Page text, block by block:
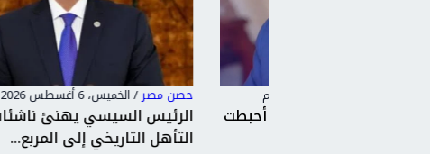
حصن مصر الخميس، 6 أغسطس 2026 6:53 م
الرئيس السيسي يهنئ ناشئات مصر على
التأهل التاريخي إلى المربع...